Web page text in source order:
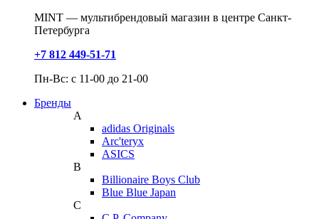
MINT — мультибрендовый магазин в центре Санкт-
Петербурга
+7 812 449-51-71
Пн-Вс: с 11-00 до 21-00
Бренды
A
adidas Originals
Arc'teryx
ASICS
B
Billionaire Boys Club
Blue Blue Japan
C